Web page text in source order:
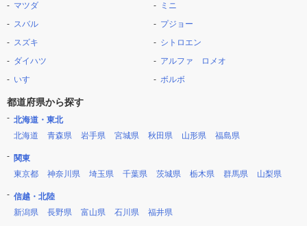
マツダ
スバル
スズキ
ダイハツ
いすゞ
ミニ
プジョー
シトロエン
アルファ ロメオ
ボルボ
都道府県から探す
北海道・東北
北海道
青森県 岩手県 宮城県 秋田県 山形県 福島県
関東
東京都
神奈川県 埼玉県 千葉県 茨城県 栃木県 群馬県 山梨県
信越・北陸
新潟県
長野県 富山県 石川県 福井県